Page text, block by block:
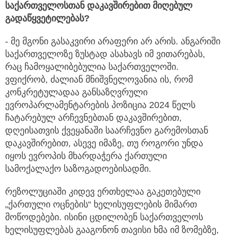
საქართველოსთან დაკავშირებით მიღებულ
გადაწყვეტილებას?
- მე მგონი გასაკვირი არაფერი არ არის. ანგარიში
საქართველოზე ზუსტად ასახავს იმ ვითარებას,
რაც ჩამოყალიბებულია საქართველოში.
ვფიქრობ, ძალიან მნიშვნელოვანია ის, რომ
კონკრეტულადაა განსაზღვრული
ევროპარლამენტარების პოზიცია 2024 წელს
ჩატარებულ არჩევნებთან დაკავშირებით,
დღეისათვის ქვეყანაში საარჩევნო გარემოსთან
დაკავშირებით, ასევე იმაზე, თუ როგორი უნდა
იყოს ევროპის მხარდაჭერა ქართული
სამოქალაქო საზოგადოებისადმი.
რეზოლუციაში კიდევ ერთხელაა გაკეთებული
„ქართული ოცნების“ ხელისუფლების მიმართ
მოწოდებები. ისინი ცდილობენ საქართველოს
ხელისუფლებას გააგონონ თავისი ხმა იმ ზომებზე,